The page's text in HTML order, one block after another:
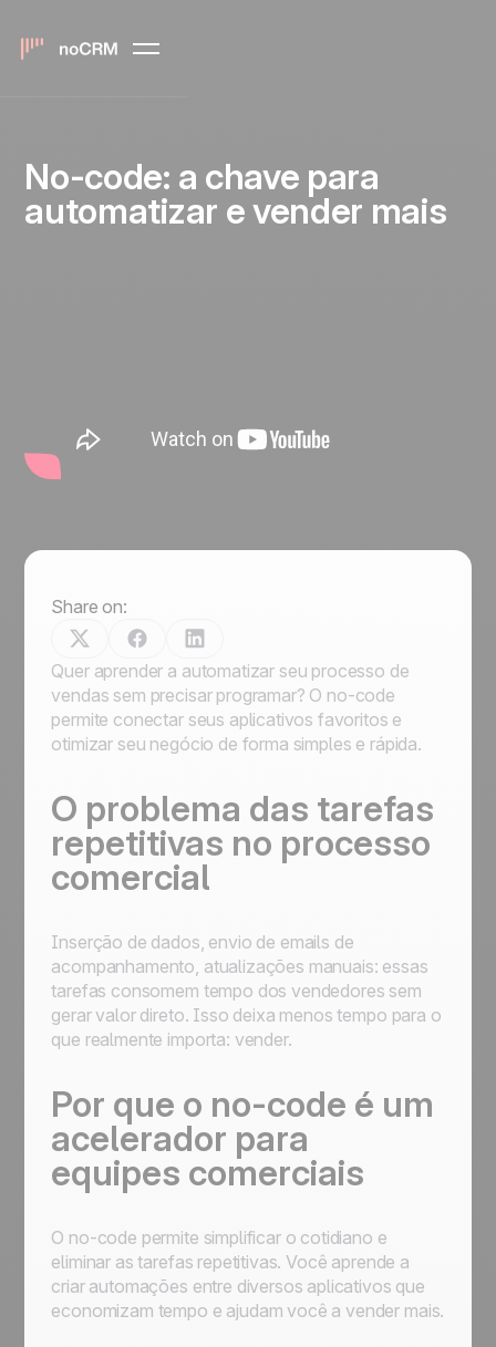
No-code: a chave para
automatizar e vender mais
Share on:
Quer aprender a automatizar seu processo de
vendas sem precisar programar? O no-code
permite conectar seus aplicativos favoritos e
otimizar seu negócio de forma simples e rápida.
O problema das tarefas
repetitivas no processo
comercial
Inserção de dados, envio de emails de
acompanhamento, atualizações manuais: essas
tarefas consomem tempo dos vendedores sem
gerar valor direto. Isso deixa menos tempo para o
que realmente importa: vender.
Por que o no-code é um
acelerador para
equipes comerciais
O no-code permite simplificar o cotidiano e
eliminar as tarefas repetitivas. Você aprende a
criar automações entre diversos aplicativos que
economizam tempo e ajudam você a vender mais.